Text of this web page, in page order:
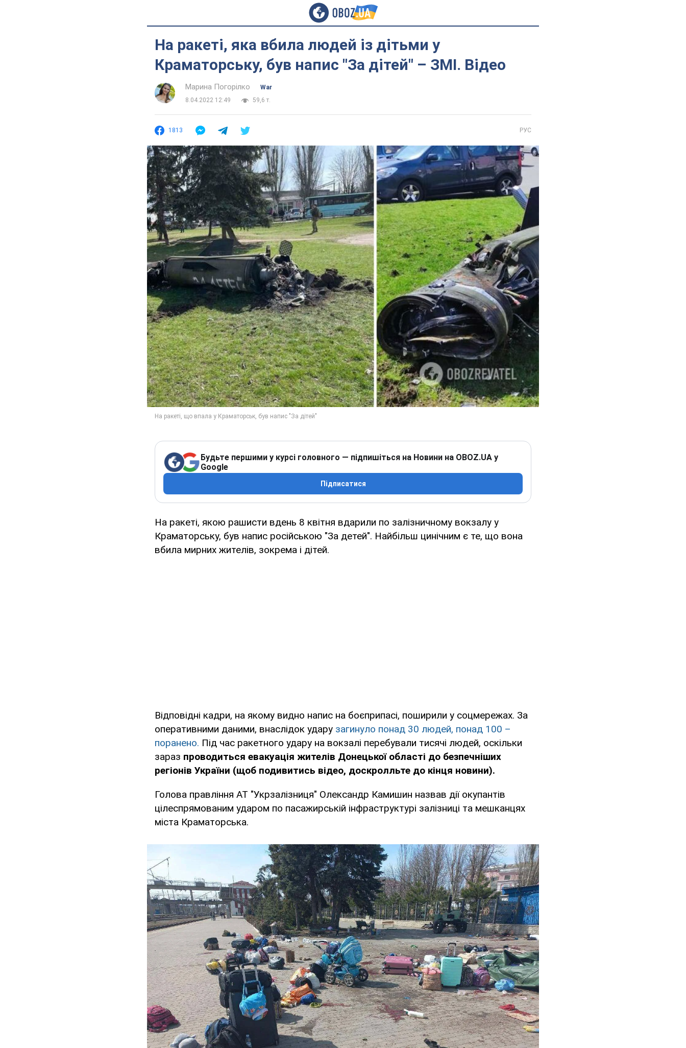
На ракеті, яка вбила людей із дітьми у
Краматорську, був напис "За дітей" – ЗМІ. Відео
Марина Погорілко
War
8.04.2022 12:49
59,6 т.
1813 РУС
Будьте першими у курсі головного — підпишіться на Новини на OBOZ.UA у
Google
Підписатися
На ракеті, якою рашисти вдень 8 квітня вдарили по залізничному вокзалу у
Краматорську, був напис російською "За детей". Найбільш цинічним є те, що вона
вбила мирних жителів, зокрема і дітей.
Відповідні кадри, на якому видно напис на боєприпасі, поширили у соцмережах. За
оперативними даними, внаслідок удару загинуло понад 30 людей, понад 100 –
поранено. Під час ракетного удару на вокзалі перебували тисячі людей, оскільки
зараз проводиться евакуація жителів Донецької області до безпечніших
регіонів України (щоб подивитись відео, доскролльте до кінця новини).
Голова правління АТ "Укрзалізниця" Олександр Камишин назвав дії окупантів
цілеспрямованим ударом по пасажирській інфраструктурі залізниці та мешканцях
міста Краматорська.